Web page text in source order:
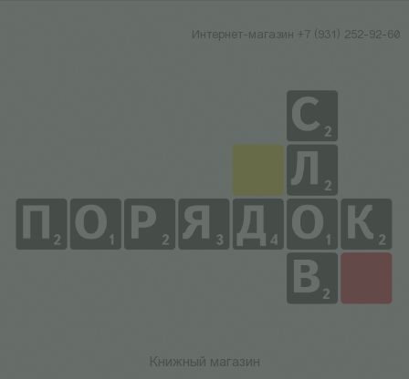
Интернет-магазин +7 (931) 252-92-60
Книжный магазин